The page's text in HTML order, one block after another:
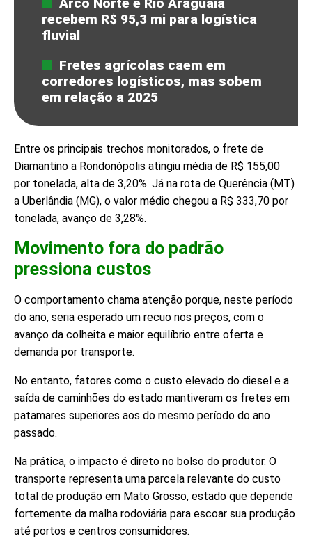
Arco Norte e Rio Araguaia
recebem R$ 95,3 mi para logística
fluvial
Fretes agrícolas caem em
corredores logísticos, mas sobem
em relação a 2025
Entre os principais trechos monitorados, o frete de
Diamantino a Rondonópolis atingiu média de R$ 155,00
por tonelada, alta de 3,20%. Já na rota de Querência (MT)
a Uberlândia (MG), o valor médio chegou a R$ 333,70 por
tonelada, avanço de 3,28%.
Movimento fora do padrão
pressiona custos
O comportamento chama atenção porque, neste período
do ano, seria esperado um recuo nos preços, com o
avanço da colheita e maior equilíbrio entre oferta e
demanda por transporte.
No entanto, fatores como o custo elevado do diesel e a
saída de caminhões do estado mantiveram os fretes em
patamares superiores aos do mesmo período do ano
passado.
Na prática, o impacto é direto no bolso do produtor. O
transporte representa uma parcela relevante do custo
total de produção em Mato Grosso, estado que depende
fortemente da malha rodoviária para escoar sua produção
até portos e centros consumidores.